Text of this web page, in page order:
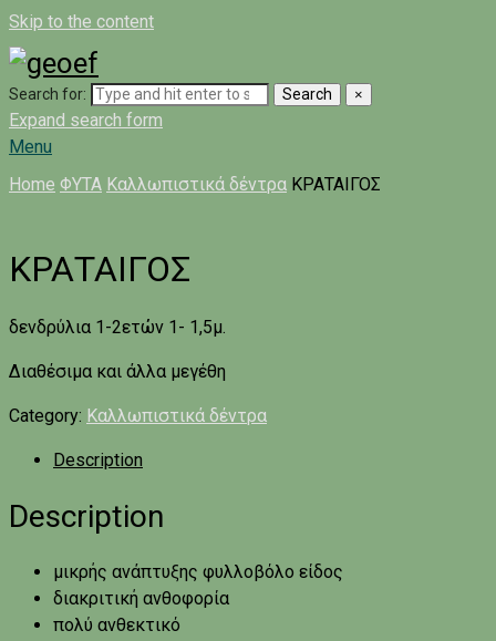
Skip to the content
Search for: Search ×
Expand search form
Menu
Home ΦΥΤΑ Καλλωπιστικά δέντρα ΚΡΑΤΑΙΓΟΣ
ΚΡΑΤΑΙΓΟΣ
δενδρύλια 1-2ετών 1- 1,5μ.
Διαθέσιμα και άλλα μεγέθη
Category: Καλλωπιστικά δέντρα
Description
Description
μικρής ανάπτυξης φυλλοβόλο είδος
διακριτική ανθοφορία
πολύ ανθεκτικό